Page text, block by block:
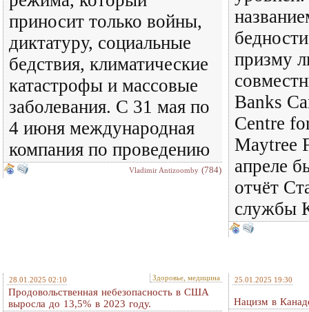
приносит только войны,
диктатуру, социальные
бедствия, климатические
катастрофы и массовые
заболевания. С 31 мая по
4 июня международная
компания по проведению
Vladimir Antizoomby (784)
призму
Banks
Centre
Maytree
апреле
отчёт
службы
28.01.2025 02:10 Здоровье, медицина
Продовольственная небезопасность в США
выросла до 13,5% в 2023 году.
25.01.2025 19:30
Нацизм в